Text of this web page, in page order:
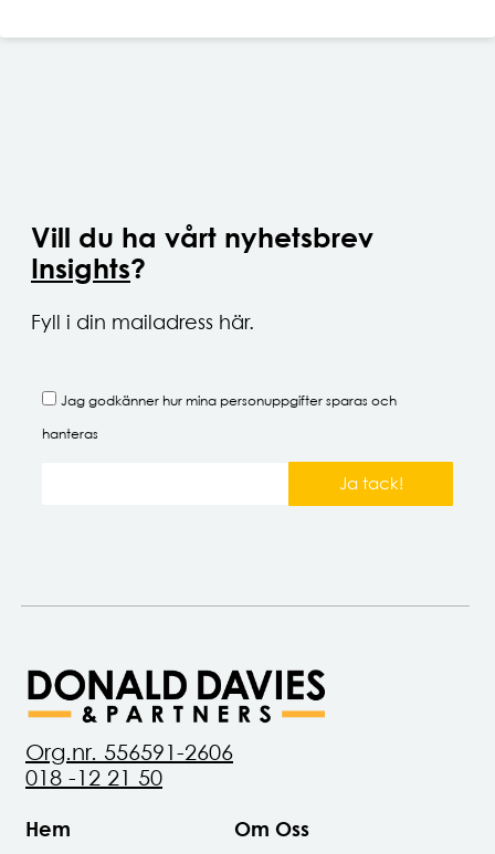
Vill du ha vårt nyhetsbrev
Insights?
Fyll i din mailadress här.
Jag godkänner hur mina personuppgifter sparas och
hanteras
Ja tack!
Org.nr. 556591-2606
018 -12 21 50
Hem Om Oss